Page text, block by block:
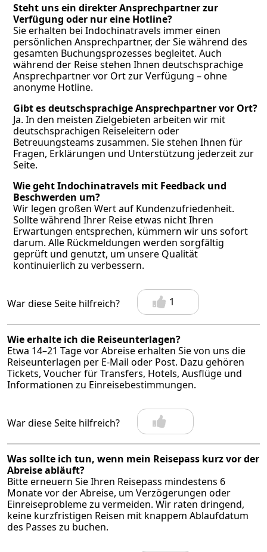
Steht uns ein direkter Ansprechpartner zur
Verfügung oder nur eine Hotline?
Sie erhalten bei Indochinatravels immer einen
persönlichen Ansprechpartner, der Sie während des
gesamten Buchungsprozesses begleitet. Auch
während der Reise stehen Ihnen deutschsprachige
Ansprechpartner vor Ort zur Verfügung – ohne
anonyme Hotline.
Gibt es deutschsprachige Ansprechpartner vor Ort?
Ja. In den meisten Zielgebieten arbeiten wir mit
deutschsprachigen Reiseleitern oder
Betreuungsteams zusammen. Sie stehen Ihnen für
Fragen, Erklärungen und Unterstützung jederzeit zur
Seite.
Wie geht Indochinatravels mit Feedback und
Beschwerden um?
Wir legen großen Wert auf Kundenzufriedenheit.
Sollte während Ihrer Reise etwas nicht Ihren
Erwartungen entsprechen, kümmern wir uns sofort
darum. Alle Rückmeldungen werden sorgfältig
geprüft und genutzt, um unsere Qualität
kontinuierlich zu verbessern.
War diese Seite hilfreich? 1
Wie erhalte ich die Reiseunterlagen?
Etwa 14–21 Tage vor Abreise erhalten Sie von uns die
Reiseunterlagen per E-Mail oder Post. Dazu gehören
Tickets, Voucher für Transfers, Hotels, Ausflüge und
Informationen zu Einreisebestimmungen.
War diese Seite hilfreich?
Was sollte ich tun, wenn mein Reisepass kurz vor der
Abreise abläuft?
Bitte erneuern Sie Ihren Reisepass mindestens 6
Monate vor der Abreise, um Verzögerungen oder
Einreiseprobleme zu vermeiden. Wir raten dringend,
keine kurzfristigen Reisen mit knappem Ablaufdatum
des Passes zu buchen.